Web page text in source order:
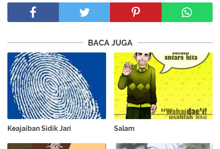
BACA JUGA
Keajaiban Sidik Jari Salam